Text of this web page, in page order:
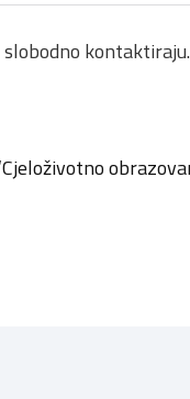
kontaktiraju.